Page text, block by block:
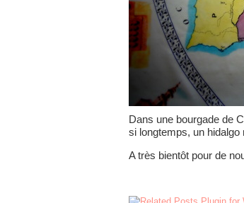
Dans une bourgade de
si longtemps, un
A très bientôt pour de